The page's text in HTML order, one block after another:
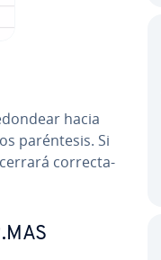
hacia
pa­ré­n­te­sis. Si
cerrará co­rre­c­ta­